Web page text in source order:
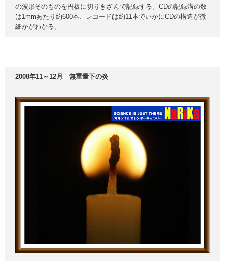
の波形そのものを円板に切りきざんで記録する。CDの記録溝の数
は1mmあたり約600本、レコードは約11本でいかにCDの構造が微
細かがわかる。
2008年11～12月 無重量下の炎